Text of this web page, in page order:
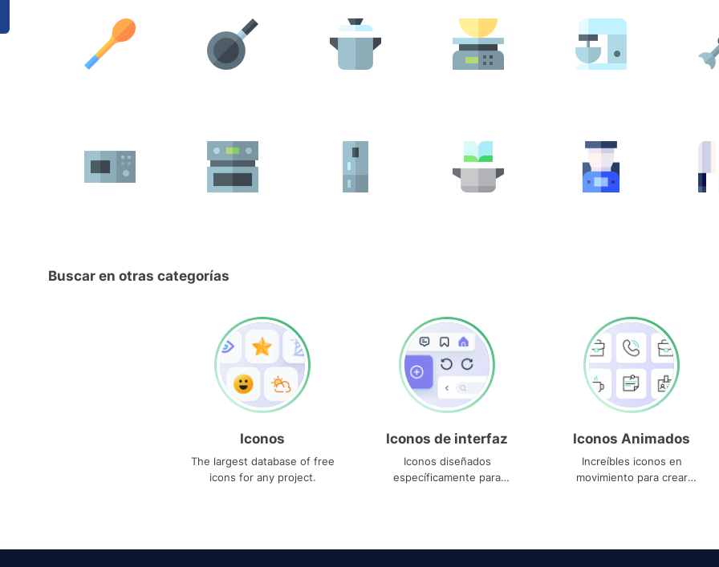
Buscar en otras categorías
Iconos
The largest database of free
icons for any project.
Iconos de interfaz
Iconos diseñados
específicamente para
Iconos Animados
Increíbles iconos en
movimiento para crear